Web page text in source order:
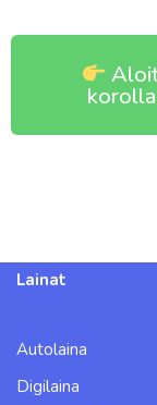
Lainat
Autolaina
Digilaina